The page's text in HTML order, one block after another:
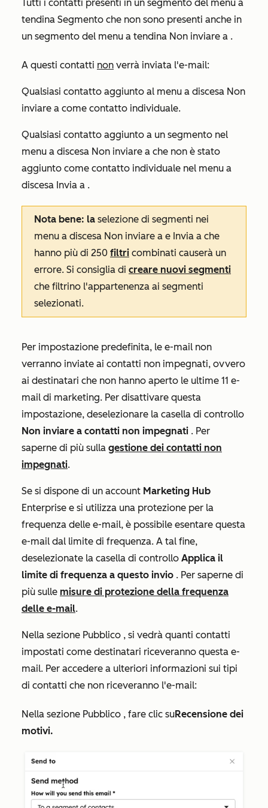
Tutti i contatti presenti in un segmento del menu a
tendina Segmento che non sono presenti anche in
un segmento del menu a tendina Non inviare a .
A questi contatti non verrà inviata l'e-mail:
Qualsiasi contatto aggiunto al menu a discesa Non
inviare a come contatto individuale.
Qualsiasi contatto aggiunto a un segmento nel
menu a discesa Non inviare a che non è stato
aggiunto come contatto individuale nel menu a
discesa Invia a .
Nota bene: la selezione di segmenti nei
menu a discesa Non inviare a e Invia a che
hanno più di 250 filtri combinati causerà un
errore. Si consiglia di creare nuovi segmenti
che filtrino l'appartenenza ai segmenti
selezionati.
Per impostazione predefinita, le e-mail non
verranno inviate ai contatti non impegnati, ovvero
ai destinatari che non hanno aperto le ultime 11 e-
mail di marketing. Per disattivare questa
impostazione, deselezionare la casella di controllo
Non inviare a contatti non impegnati . Per
saperne di più sulla gestione dei contatti non
impegnati.
Se si dispone di un account Marketing Hub
Enterprise e si utilizza una protezione per la
frequenza delle e-mail, è possibile esentare questa
e-mail dal limite di frequenza. A tal fine,
deselezionate la casella di controllo Applica il
limite di frequenza a questo invio . Per saperne di
più sulle misure di protezione della frequenza
delle e-mail.
Nella sezione Pubblico , si vedrà quanti contatti
impostati come destinatari riceveranno questa e-
mail. Per accedere a ulteriori informazioni sui tipi
di contatti che non riceveranno l'e-mail:
Nella sezione Pubblico , fare clic suRecensione dei
motivi.